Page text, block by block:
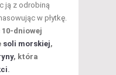
ją z odrobiną
w płytkę.
10-dniowej
soli morskiej,
, która
.